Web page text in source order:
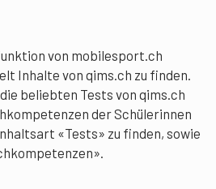
von mobilesport.ch
Inhalte von qims.ch zu finden.
beliebten Tests von qims.ch
der Schülerinnen
«Tests» zu finden, sowie